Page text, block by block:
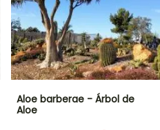
Aloe barberae - Árbol de
Aloe